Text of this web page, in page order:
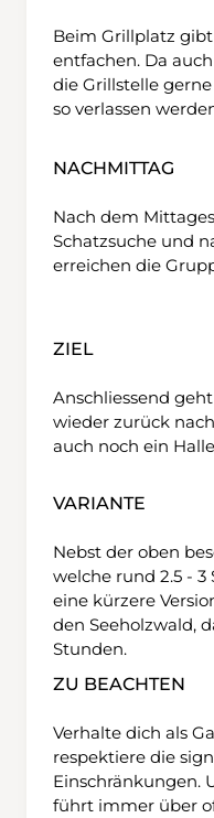
Beim Grillplatz
entfachen. Da
die Grillstelle
so verlassen
NACHMITTAG
Nach dem
Schatzsuche und
erreichen die
ZIEL
Anschliessend
wieder zurück
auch noch ein
VARIANTE
Nebst der oben
welche rund 2.5 -
eine kürzere
den Seeholzwald,
Stunden.
ZU BEACHTEN
Verhalte dich als
respektiere die
Einschränkungen.
führt immer über